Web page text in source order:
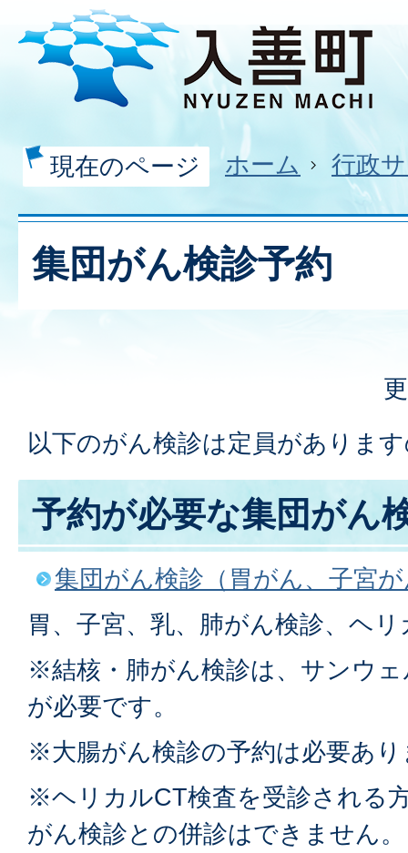
現在のページ ホーム 行政
集団がん検診予約
以下のがん検診は定員がありま
予約が必要な集団がん
集団がん検診（胃がん、子宮
胃、子宮、乳、肺がん検診、ヘ
※結核・肺がん検診は、サンウ
が必要です。
※大腸がん検診の予約は必要あ
※ヘリカルCT検査を受診される
がん検診との併診はできません